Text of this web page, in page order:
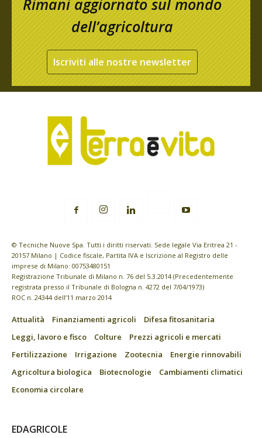
Rimani aggiornato sul mondo
dell’agricoltura
Iscriviti alle nostre newsletter
© Tecniche Nuove Spa. Tutti i diritti riservati. Sede legale Via Eritrea 21 -
20157 Milano | Codice fiscale, Partita IVA e Iscrizione al Registro delle
imprese di Milano: 00753480151
Registrazione Tribunale di Milano n. 76 del 5.3.2014 (Precedentemente
registrata presso il Tribunale di Bologna n. 4272 del 7/04/1973)
ROC n. 24344 dell’11 marzo 2014
Attualità Finanziamenti agricoli
Difesa fitosanitaria
Leggi, lavoro e fisco
Colture
Prezzi agricoli e mercati
Fertilizzazione
Irrigazione Zootecnia
Energie rinnovabili
Agricoltura biologica
Biotecnologie
Cambiamenti climatici
Economia circolare
EDAGRICOLE